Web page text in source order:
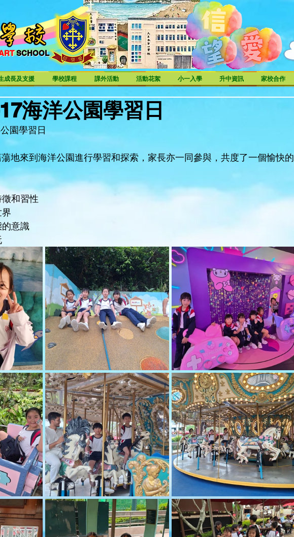
SCHOOL
SCHOOL
成長及支援 學校課程 課外活動 活動花絮 小一入學 升中資訊 家校合作
海洋公園學習日
園學習日
地來到海洋公園進行學習和探索，家長亦一同參與，共度了一個愉快的
和習性
意識